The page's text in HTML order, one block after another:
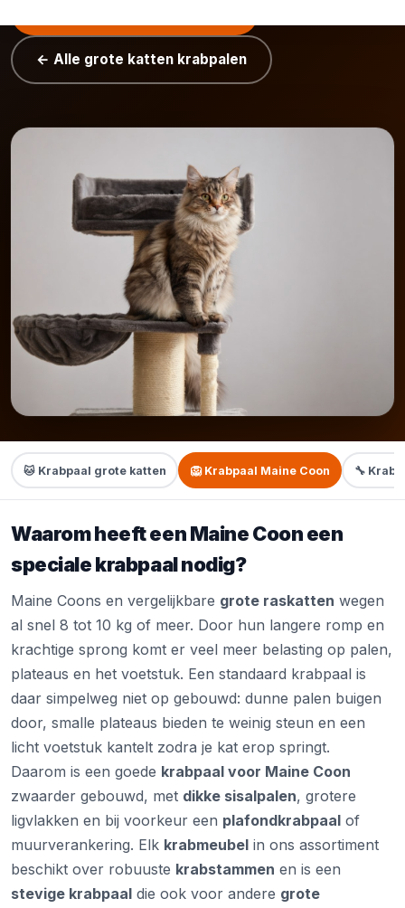
← Alle grote katten krabpalen
🐱 Krabpaal grote katten 🦁 Krabpaal Maine Coon 🔧
Waarom heeft een Maine Coon een
speciale krabpaal nodig?
Maine Coons en vergelijkbare grote raskatten wegen
al snel 8 tot 10 kg of meer. Door hun langere romp en
krachtige sprong komt er veel meer belasting op palen,
plateaus en het voetstuk. Een standaard krabpaal is
daar simpelweg niet op gebouwd: dunne palen buigen
door, smalle plateaus bieden te weinig steun en een
licht voetstuk kantelt zodra je kat erop springt.
Daarom is een goede krabpaal voor Maine Coon
zwaarder gebouwd, met dikke sisalpalen, grotere
ligvlakken en bij voorkeur een plafondkrabpaal of
muurverankering. Elk krabmeubel in ons assortiment
beschikt over robuuste krabstammen en is een
stevige krabpaal die ook voor andere grote